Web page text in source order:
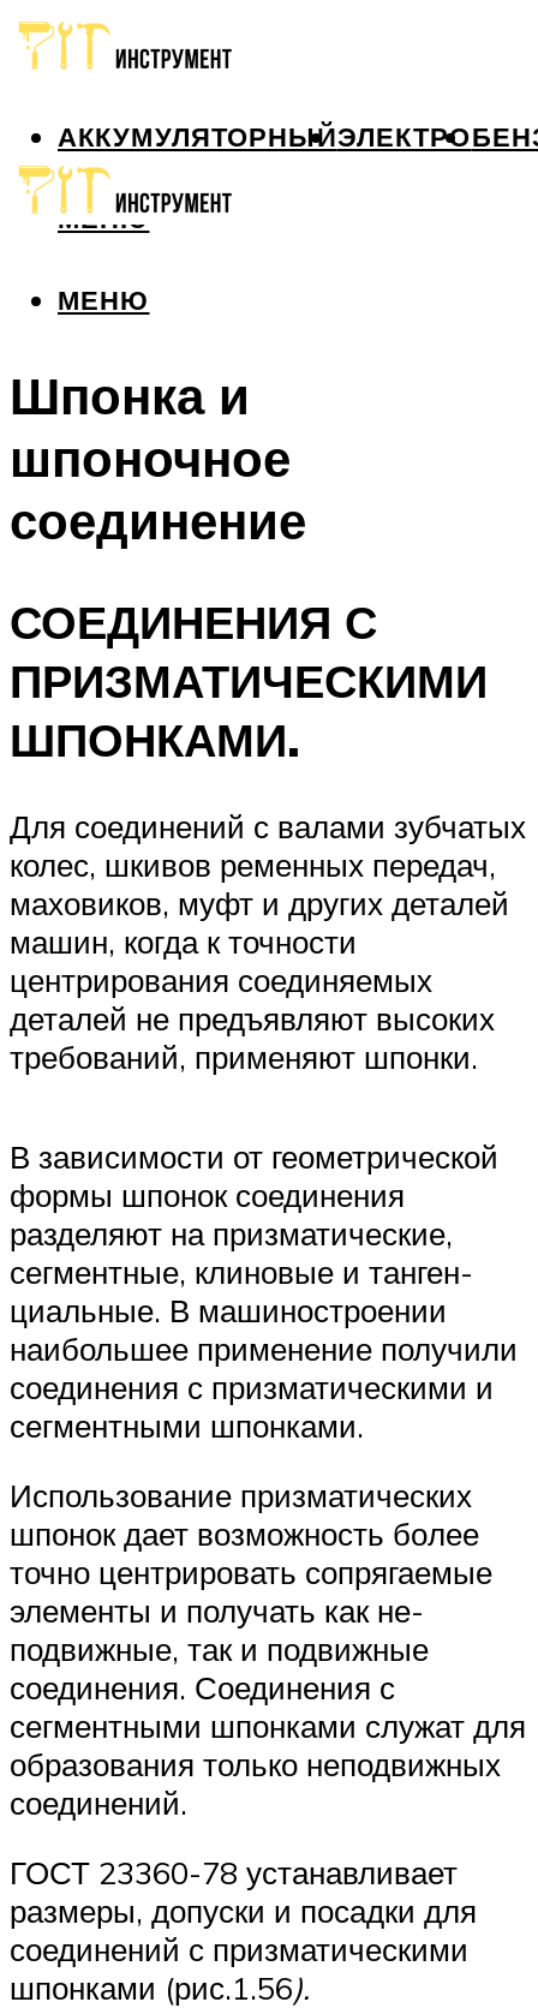
АККУМУЛЯТОРНЫЙЭЛЕКТРО
МЕНЮ
МЕНЮ
Шпонка и
шпоночное
соединение
СОЕДИНЕНИЯ С
ПРИЗМАТИЧЕСКИМИ
ШПОНКАМИ.
Для соединений с валами зубчатых
колес, шкивов ременных передач,
маховиков, муфт и других деталей
машин, когда к точности
центрирования соеди­няемых
деталей не предъявляют высоких
требований, применяют шпонки.
В зависимости от геометрической
формы шпонок соединения
разделяют на призматические,
сегментные, клиновые и танген­
циальные. В машиностроении
наибольшее применение получили
соединения с призматическими и
сегментными шпонками.
Использование призматических
шпонок дает возможность бо­лее
точно центрировать сопрягаемые
элементы и получать как не­
подвижные, так и под­вижные
соединения. Соединения с
сегментными шпонками служат для
образования только неподвижных
соединений.
ГОСТ 23360-78 устанавливает
размеры, допуски и посадки для
соединений с призматическими
шпонками (рис.1.56).